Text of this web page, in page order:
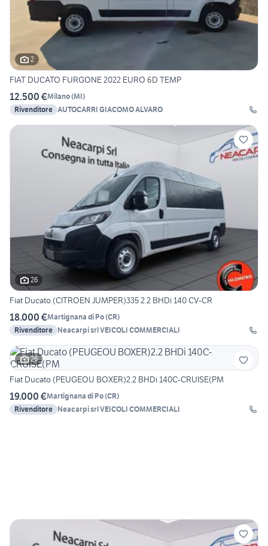
2
FIAT DUCATO FURGONE 2022 EURO 6D TEMP
12.500 €Milano(MI)
Rivenditore
AUTOCARRI GIACOMO ALVARO
26
Fiat Ducato (CITROEN JUMPER)335 2.2 BHDi 140 CV-CR
18.000 €Martignana di Po(CR)
Rivenditore Neacarpi srl VEICOLI COMMERCIALI
26
Fiat Ducato (PEUGEOU BOXER)2.2 BHDi 140C-CRUISE(PM
19.000 €Martignana di Po(CR)
Rivenditore Neacarpi srl VEICOLI COMMERCIALI